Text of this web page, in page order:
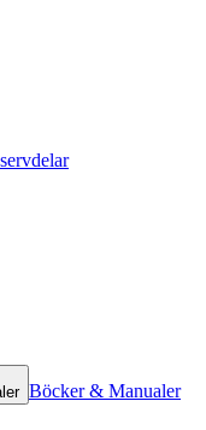
Böcker & Manualer